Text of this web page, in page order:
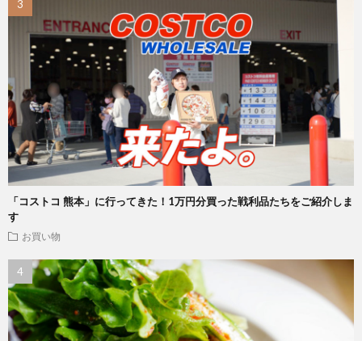
「コストコ 熊本」に行ってきた！1万円分買った戦利品たちをご紹介しま
す
お買い物